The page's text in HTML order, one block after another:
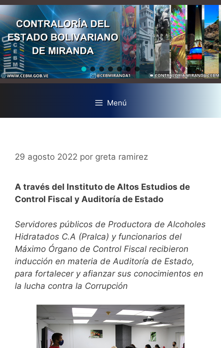
Menú
29 agosto 2022 por greta ramirez
A través del Instituto de Altos Estudios de
Control Fiscal y Auditoría de Estado
Servidores públicos de Productora de Alcoholes
Hidratados C.A (Pralca) y funcionarios del
Máximo Órgano de Control Fiscal recibieron
inducción en materia de Auditoría de Estado,
para fortalecer y afianzar sus conocimientos en
la lucha contra la Corrupción